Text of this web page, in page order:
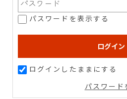
パスワードを表示する
ログインしたままにする
パスワード